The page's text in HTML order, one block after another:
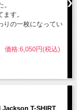
す。
りの一枚になってい
価格:6,050円(税込)
Jackson T-SHIRT